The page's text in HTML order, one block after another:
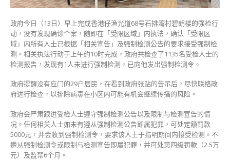
抽
逾
千
居
民
1
人
违
令
遭
罚
款〉
中
政府今日（13日）早上完成香港仔渔光道68号石排湾村碧朗楼的强检行
动，没有发现确诊个案，随即在「受限区域」内执法，确认「受限区
域」内所有人士已根据「相关宣告」及强制检测公告的要求接受强制检
测。相关执法行动于上午约10时完成，政府共检查了1135名受检人士的
检测报告，发现有1人未进行强制检测，已向他发出强制检测令。
政府提醒没有应门的29户居民，在看到政府张贴的告示后，尽快联络政
府进行检查，以排除病毒在小区内可能有机会继续传播的风险。
政府会严肃跟进受检人士遵守强制检测公告以及限制与检测宣告的情
况。任何相关人士如未有遵从强制检测公告即属犯罪，可处定额罚款
5000元，并会收到强制检测令，要求该人士于指明期间内接受检测。不
遵从强制检测令或限制与检测宣告即属犯罪，并可处第四级罚款（2.5万
元）及监禁6个月。